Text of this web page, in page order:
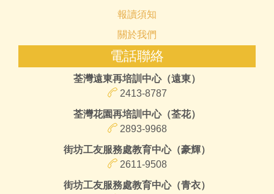
報讀須知
關於我們
電話聯絡
荃灣遠東再培訓中心（遠東）
2413-8787
荃灣花園再培訓中心（荃花）
2893-9968
街坊工友服務處教育中心（豪輝）
2611-9508
街坊工友服務處教育中心（青衣）